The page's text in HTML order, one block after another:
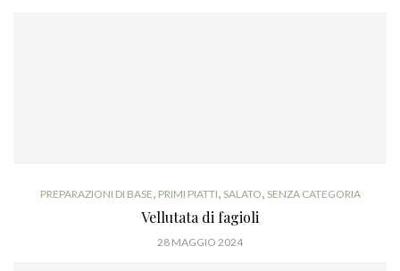
PREPARAZIONI DI BASE, PRIMI PIATTI, SALATO, SENZA CATEGORIA
Vellutata di fagioli
28 MAGGIO 2024